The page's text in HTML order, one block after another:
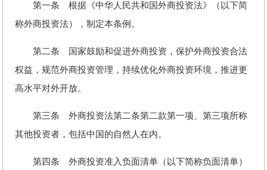
第一条 根据《中华人民共和国外商投资法》（以下简
称外商投资法），制定本条例。
第二条 国家鼓励和促进外商投资，保护外商投资合法
权益，规范外商投资管理，持续优化外商投资环境，推进更
高水平对外开放。
第三条 外商投资法第二条第二款第一项、第三项所称
其他投资者，包括中国的自然人在内。
第四条 外商投资准入负面清单（以下简称负面清单）